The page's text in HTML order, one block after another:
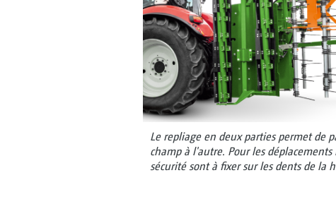
Le repliage en deux parties permet de
champ à l'autre. Pour les déplacements
sécurité sont à fixer sur les dents de la